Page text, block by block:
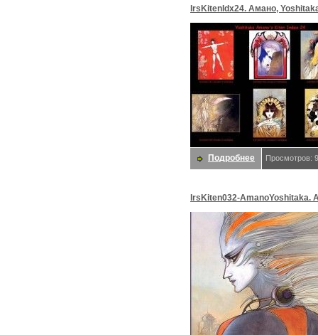
lrsKitenIdx24. Амано,
Подробнее Просмотров:
lrsKiten032-AmanoYoshitaka.
Yoshitaka